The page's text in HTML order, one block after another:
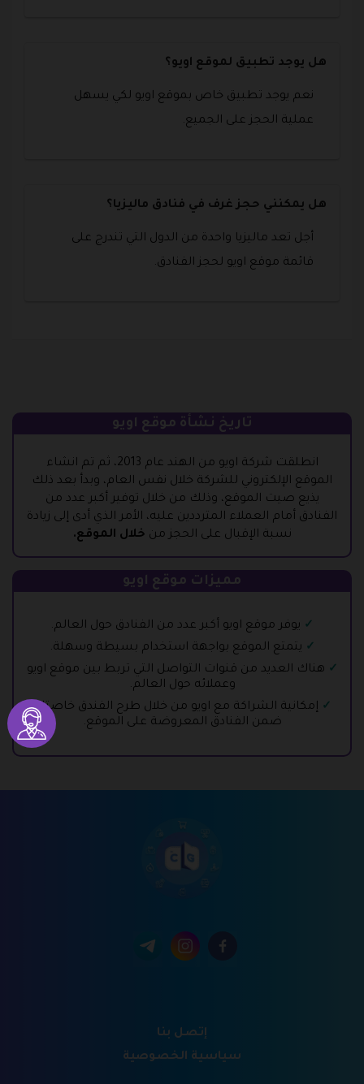
هل يوجد تطبيق لموقع اويو؟
نعم يوجد تطبيق خاص بموقع اويو لكي يسهل
عملية الحجز على الجميع.
هل يمكنني حجز غرف في فنادق ماليزيا؟
أجل تعد ماليزيا واحدة من الدول التي تندرج على
قائمة موقع اويو لحجز الفنادق.
تاريخ نشأة موقع اويو
انطلقت شركة اويو من الهند عام 2013، ثم تم انشاء
الموقع الإلكتروني للشركة خلال نفس العام، وبدأ بعد ذلك
يذيع صيت الموقع، وذلك من خلال توفير أكبر عدد من
الفنادق أمام العملاء المترددين عليه، الأمر الذي أدى إلى زيادة
نسبة الإقبال على الحجز من خلال الموقع.
مميزات موقع اويو
يوفر موقع اويو أكبر عدد من الفنادق حول العالم.
يتمتع الموقع بواجهة استخدام بسيطة وسهلة.
هناك العديد من قنوات التواصل التي تربط بين موقع اويو
وعملائه حول العالم.
إمكانية الشراكة مع اويو من خلال طرح الفندق خاصتك
ضمن الفنادق المعروضة على الموقع.
إتصل بنا
سياسية الخصوصية